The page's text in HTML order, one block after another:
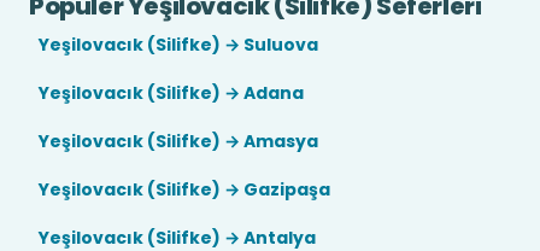
Yeşilovacık (Silifke) → Suluova
Yeşilovacık (Silifke) → Adana
Yeşilovacık (Silifke) → Amasya
Yeşilovacık (Silifke) → Gazipaşa
Yeşilovacık (Silifke) → Antalya